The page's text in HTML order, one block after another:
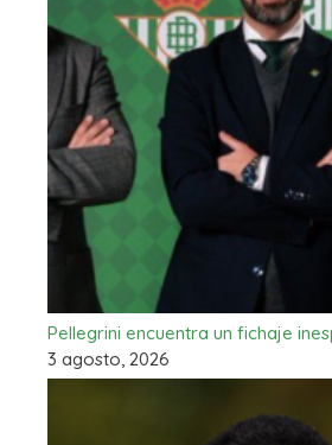
Pellegrini encuentra un fichaje
3 agosto, 2026